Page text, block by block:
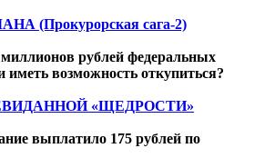
(Прокурорская сага-2)
рублей федеральных
иметь возможность откупиться?
«ЩЕДРОСТИ»
выплатило 175 рублей по